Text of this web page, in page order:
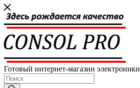
Готовый интернет-магазин электроники